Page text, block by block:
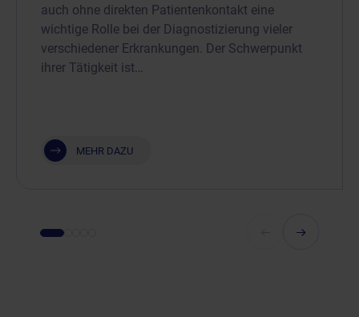
auch ohne direkten Patientenkontakt eine
wichtige Rolle bei der Diagnostizierung vieler
verschiedener Erkrankungen. Der Schwerpunkt
ihrer Tätigkeit ist…
MEHR DAZU